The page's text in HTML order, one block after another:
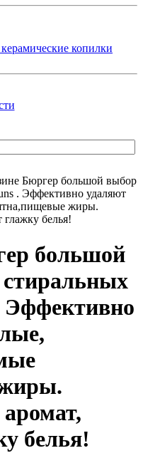
копилки
Бюргер большой выбор
. Эффективно удаляют
жиры.
белья!
большой
Эффективно
белья!